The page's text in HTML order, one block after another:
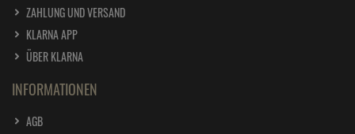
ZAHLUNG UND VERSAND
KLARNA APP
ÜBER KLARNA
INFORMATIONEN
AGB